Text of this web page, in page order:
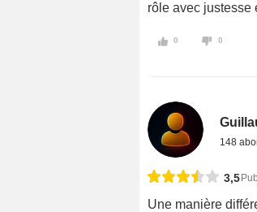
rôle avec justesse
0 0
148
3,5
Une manière